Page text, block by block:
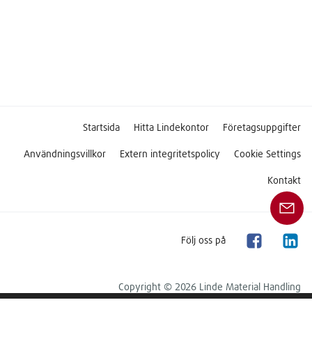
Startsida Hitta Lindekontor Företagsuppgifter
Användningsvillkor Extern integritetspolicy Cookie Settings
Kontakt
Följ oss på
Copyright © 2026 Linde Material Handling